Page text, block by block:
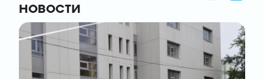
новости